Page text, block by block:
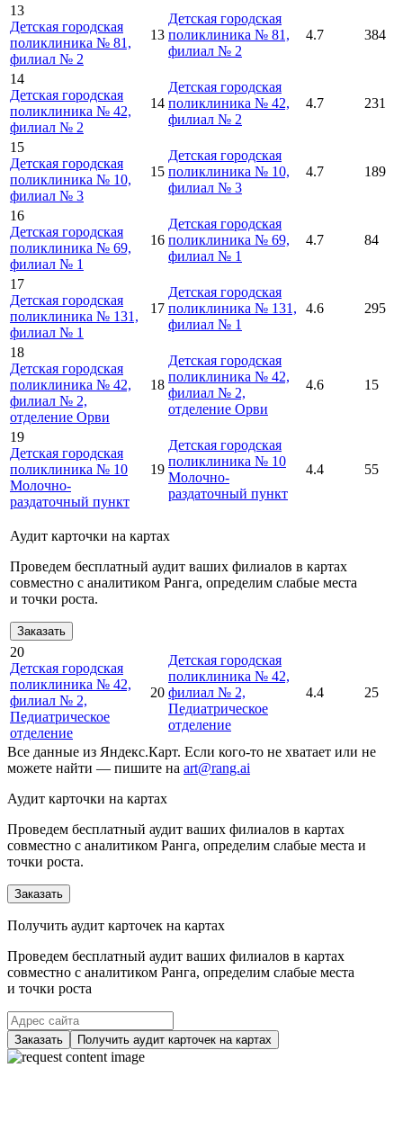
13
Детская городская
поликлиника № 81,
филиал № 2
13
Детская городская
поликлиника № 81,
филиал № 2
4.7 384
14
Детская городская
поликлиника № 42,
филиал № 2
14
Детская городская
поликлиника № 42,
филиал № 2
4.7 231
15
Детская городская
поликлиника № 10,
филиал № 3
15
Детская городская
поликлиника № 10,
филиал № 3
4.7 189
16
Детская городская
поликлиника № 69,
филиал № 1
16
Детская городская
поликлиника № 69,
филиал № 1
4.7 84
17
Детская городская
поликлиника № 131,
филиал № 1
17
Детская городская
поликлиника № 131,
филиал № 1
4.6 295
18
Детская городская
поликлиника № 42,
филиал № 2,
отделение Орви
18
Детская городская
поликлиника № 42,
филиал № 2,
отделение Орви
4.6 15
19
Детская городская
поликлиника № 10
Молочно-
раздаточный пункт
19
Детская городская
поликлиника № 10
Молочно-
раздаточный пункт
4.4 55
Аудит карточки на картах
Проведем бесплатный аудит ваших филиалов в картах
совместно с аналитиком Ранга, определим слабые места
и точки роста.
Заказать
20
Детская городская
поликлиника № 42,
филиал № 2,
Педиатрическое
отделение
20
Детская городская
поликлиника № 42,
филиал № 2,
Педиатрическое
отделение
4.4 25
Все данные из Яндекс.Карт. Если кого-то не хватает или не
можете найти — пишите на art@rang.ai
Аудит карточки на картах
Проведем бесплатный аудит ваших филиалов в картах
совместно с аналитиком Ранга, определим слабые места и
точки роста.
Заказать
Получить аудит карточек на картах
Проведем бесплатный аудит ваших филиалов в картах
совместно с аналитиком Ранга, определим слабые места
и точки роста
Заказать Получить аудит карточек на картах